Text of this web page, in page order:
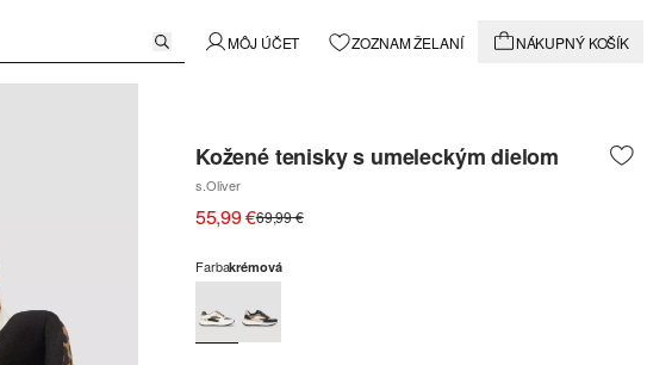
MÔJ ÚČET ZOZNAM ŽELANÍ NÁKUPNÝ KOŠÍK
Kožené tenisky s umeleckým dielom
s.Oliver
55,99 €69,99 €
Farbakrémová